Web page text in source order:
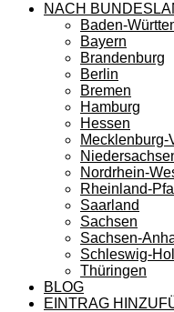
NACH
Baden-
Bayern
Brandenburg
Berlin
Bremen
Hamburg
Hessen
Mecklenburg-
Nordrhein-
Rheinland-
Saarland
Sachsen
Sachsen-
Schleswig-
Thüringen
BLOG
EINTRAG